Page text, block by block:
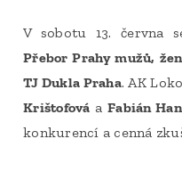
V sobotu 13. června
Přebor Prahy mužů,
TJ Dukla Praha. AK
Krištofová aFabián
konkurencí a cenná